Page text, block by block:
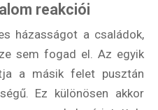
reakciói
házasságot a családok,
sem fogad el. Az egyik
a másik felet pusztán
Ez különösen akkor